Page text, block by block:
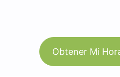
Obtener Mi